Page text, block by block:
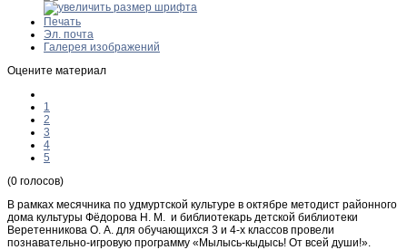
Печать
Эл. почта
Галерея изображений
Оцените материал
1
2
3
4
5
(0 голосов)
В рамках месячника по удмуртской культуре в октябре методист районного
дома культуры Фёдорова Н. М. и библиотекарь детской библиотеки
Веретенникова О. А. для обучающихся 3 и 4-х классов провели
познавательно-игровую программу «Мылысь-кыдысь! От всей души!».